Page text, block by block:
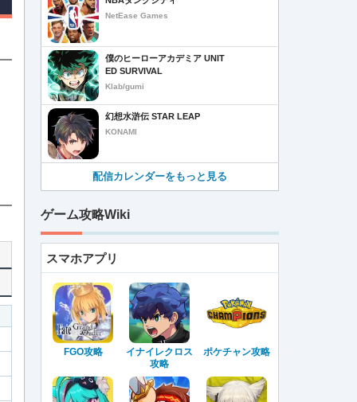
NetEase Games
僕のヒーローアカデミア UNIT
ED SURVIVAL
Klab/gumi
幻想水滸伝 STAR LEAP
KONAMI
配信カレンダーをもっと見る
ゲーム攻略Wiki
スマホアプリ
FGO攻略
イナイレクロス
攻略
ポケチャン攻略